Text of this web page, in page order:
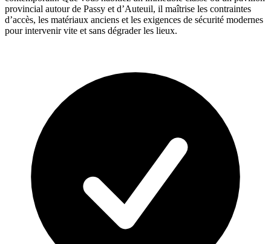
provincial autour de Passy et d’Auteuil, il maîtrise les contraintes
d’accès, les matériaux anciens et les exigences de sécurité modernes
pour intervenir vite et sans dégrader les lieux.